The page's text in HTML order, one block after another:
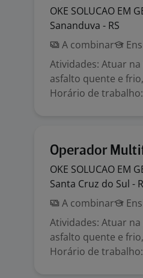
OKE SOLUCAO EM
Sananduva - RS
A combinar
Atividades: Atuar
asfalto quente e
Horário de
Operador
OKE SOLUCAO EM
Santa Cruz do Sul -
A combinar
Atividades: Atuar
asfalto quente e
Horário de